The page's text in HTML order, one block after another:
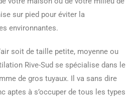
sur pied pour éviter la
environnantes.
soit de taille petite, moyenne ou
Rive-Sud se spécialise dans le
de gros tuyaux. Il va sans dire
aptes à s’occuper de tous les types